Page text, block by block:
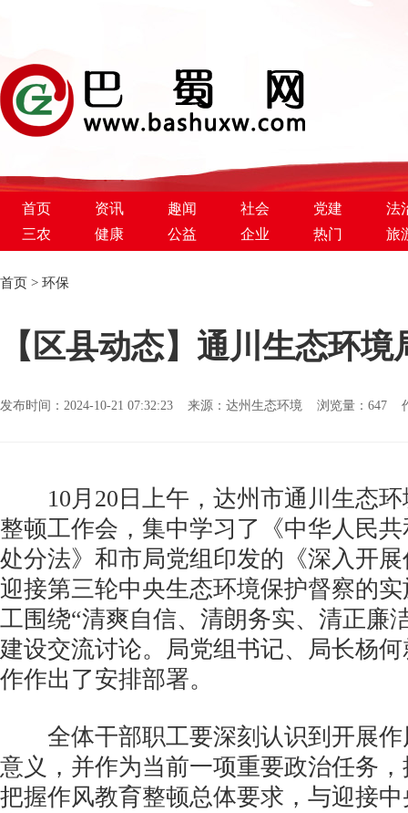
首页 资讯 趣闻 社会 党建
法
三农
健康 公益 企业 热门 旅
首页 > 环保
【区县动态】通川生态环
发布时间：2024-10-21 07:32:23 来源：达州生态环境 浏览量： 647
10月20日上午，达州市通川生态环
整顿工作会，集中学习了《中华人民
处分法》和市局党组印发的《深入开
迎接第三轮中央生态环境保护督察的
工围绕“清爽自信、清朗务实、清正廉
建设交流讨论。局党组书记、局长杨
作作出了安排部署。
全体干部职工要深刻认识到开展作
意义，并作为当前一项重要政治任务
把握作风教育整顿总体要求，与迎接